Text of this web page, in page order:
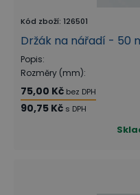
Kód zboží: 126501
Držák na nářadí - 50
Popis:
Rozměry (mm):
75,00 Kč bez DPH
90,75 Kč s DPH